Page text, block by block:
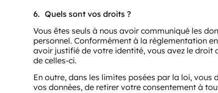
6. Quels sont vos droits ?
Vous êtes seuls à nous avoir communiqué les
personnel. Conformément à la réglementation
avoir justifié de votre identité, vous avez le droit
de celles-ci.
En outre, dans les limites posées par la loi,
vos données, de retirer votre consentement à